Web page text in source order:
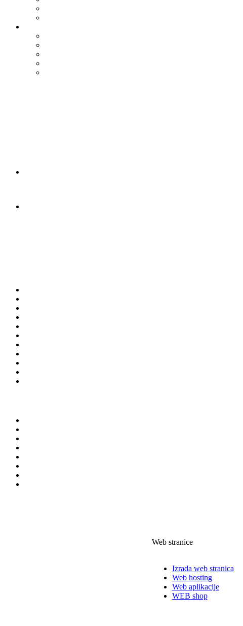
Web stranice
Izrada web stranica
Web hosting
Web aplikacije
WEB shop